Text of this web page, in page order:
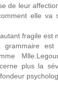
de leur
elle va
fragile est
grammaire
plus la